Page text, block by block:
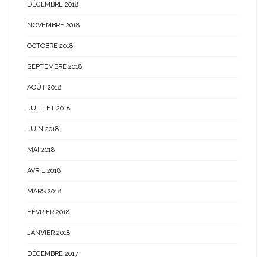
DÉCEMBRE 2018
NOVEMBRE 2018
OCTOBRE 2018
SEPTEMBRE 2018
AOÛT 2018
JUILLET 2018
JUIN 2018
MAI 2018
AVRIL 2018
MARS 2018
FÉVRIER 2018
JANVIER 2018
DÉCEMBRE 2017